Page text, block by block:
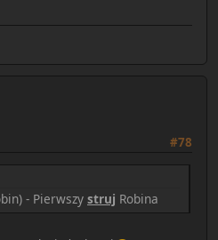
#78
- Pierwszy struj Robina